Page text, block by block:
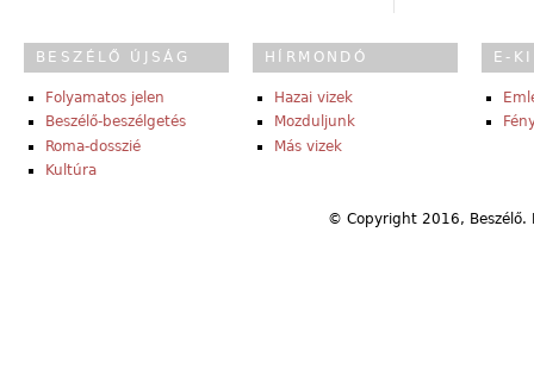
BESZÉLŐ ÚJSÁG
Folyamatos jelen
Beszélő-beszélgetés
Roma-dosszié
Kultúra
HÍRMONDÓ
Hazai vizek
Mozduljunk
Más vizek
E-
© Copyright 2016,